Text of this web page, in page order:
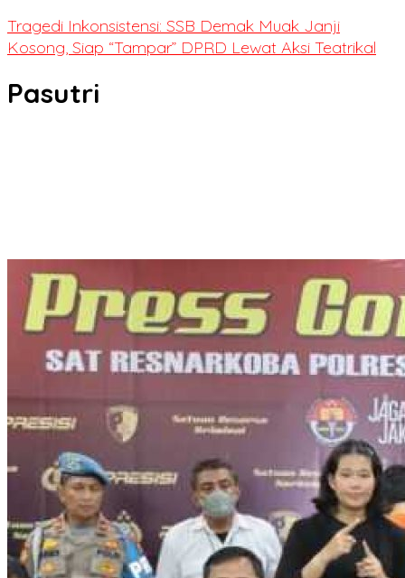
Tragedi Inkonsistensi: SSB Demak Muak Janji
Kosong, Siap “Tampar” DPRD Lewat Aksi Teatrikal
Pasutri